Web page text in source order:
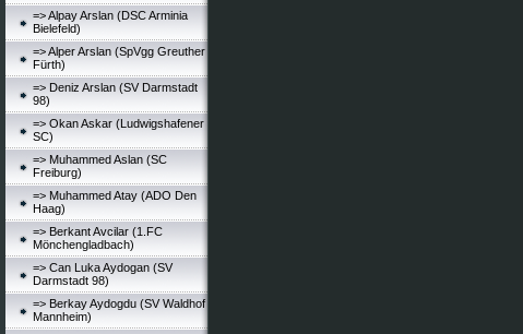
=> Alpay Arslan (DSC Arminia
Bielefeld)
=> Alper Arslan (SpVgg Greuther
Fürth)
=> Deniz Arslan (SV Darmstadt
98)
=> Okan Askar (Ludwigshafener
SC)
=> Muhammed Aslan (SC
Freiburg)
=> Muhammed Atay (ADO Den
Haag)
=> Berkant Avcilar (1.FC
Mönchengladbach)
=> Can Luka Aydogan (SV
Darmstadt 98)
=> Berkay Aydogdu (SV Waldhof
Mannheim)